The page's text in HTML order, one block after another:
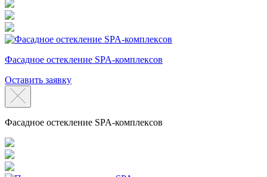
Фасадное остекление SPA-комплексов
Оставить заявку
Фасадное остекление SPA-комплексов